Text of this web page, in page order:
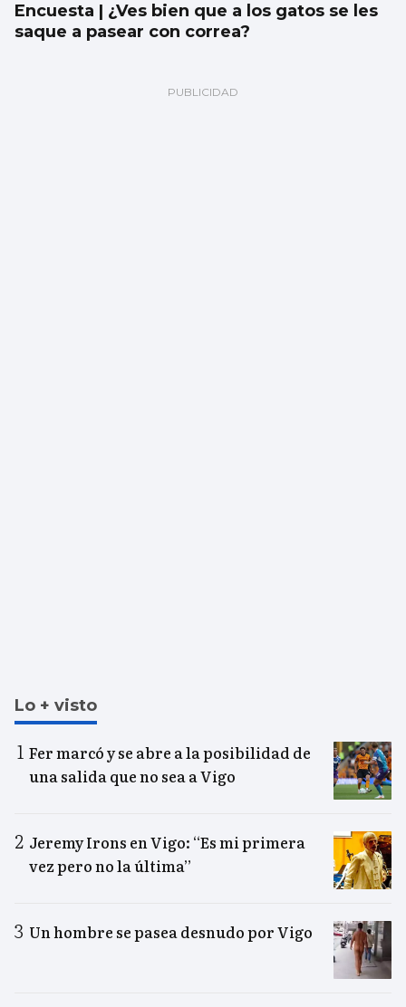
Encuesta | ¿Ves bien que a los gatos se les
saque a pasear con correa?
Lo + visto
Fer marcó y se abre a la posibilidad de
una salida que no sea a Vigo
Jeremy Irons en Vigo: “Es mi primera
vez pero no la última”
Un hombre se pasea desnudo por Vigo